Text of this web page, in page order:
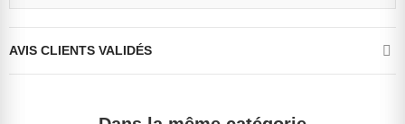
AVIS CLIENTS VALIDÉS